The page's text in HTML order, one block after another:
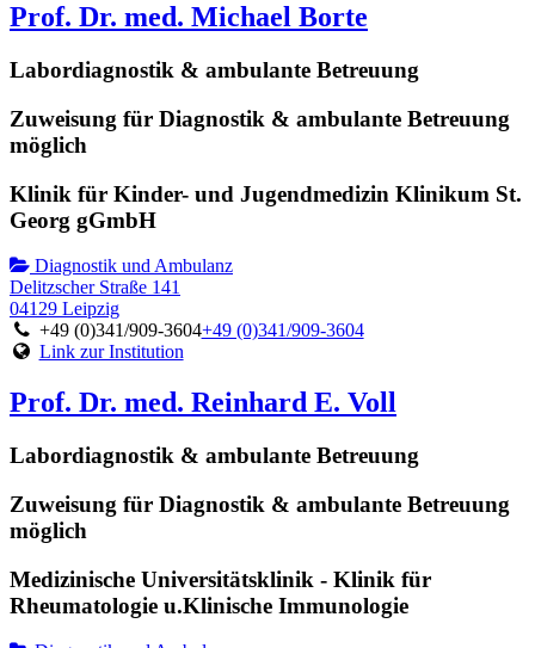
Prof. Dr. med. Michael Borte
Labordiagnostik & ambulante Betreuung
Zuweisung für Diagnostik & ambulante Betreuung
möglich
Klinik für Kinder- und Jugendmedizin Klinikum St.
Georg gGmbH
Diagnostik und Ambulanz
Delitzscher Straße 141
04129 Leipzig
+49 (0)341/909-3604+49 (0)341/909-3604
Link zur Institution
Prof. Dr. med. Reinhard E. Voll
Labordiagnostik & ambulante Betreuung
Zuweisung für Diagnostik & ambulante Betreuung
möglich
Medizinische Universitätsklinik - Klinik für
Rheumatologie u.Klinische Immunologie